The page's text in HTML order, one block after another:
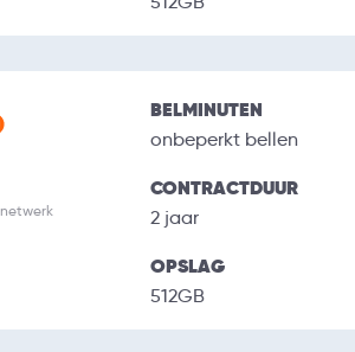
netwerk
BELMINUTEN
onbeperkt bellen
CONTRACTDUUR
2 jaar
OPSLAG
512GB